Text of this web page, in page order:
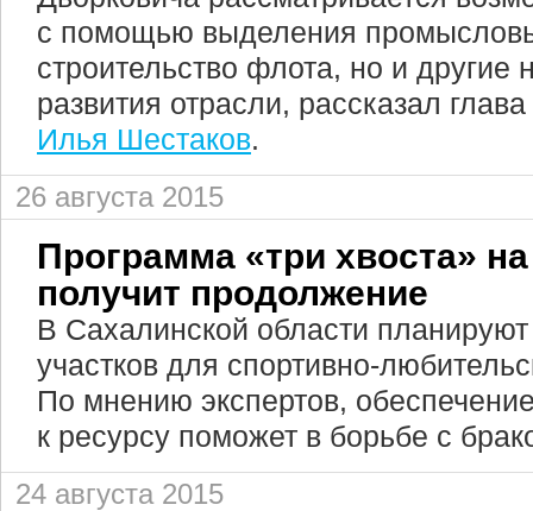
с помощью выделения
строительство флота, но и другие
развития отрасли, рассказал
Илья Шестаков.
26 августа 2015
Программа «три хвоста»
получит продолжение
В Сахалинской области
участков для спортивно-
По мнению экспертов,
к ресурсу поможет в борьбе с
24 августа 2015